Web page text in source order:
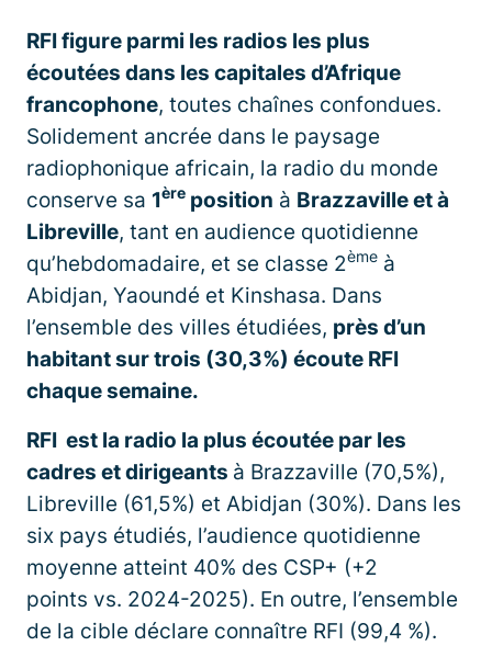
RFI figure parmi les radios les plus
écoutées dans les capitales d’Afrique
francophone, toutes chaînes confondues.
Solidement ancrée dans le paysage
radiophonique africain, la radio du monde
conserve sa 1ère position à Brazzaville et à
Libreville, tant en audience quotidienne
qu’hebdomadaire, et se classe 2ème à
Abidjan, Yaoundé et Kinshasa. Dans
l’ensemble des villes étudiées, près d’un
habitant sur trois (30,3%) écoute RFI
chaque semaine.
RFI est la radio la plus écoutée par les
cadres et dirigeants à Brazzaville (70,5%),
Libreville (61,5%) et Abidjan (30%). Dans les
six pays étudiés, l’audience quotidienne
moyenne atteint 40% des CSP+ (+2
points vs. 2024-2025). En outre, l’ensemble
de la cible déclare connaître RFI (99,4 %).